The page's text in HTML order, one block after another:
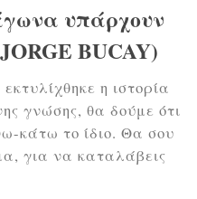
υπάρχουν
BUCAY)
η ιστορία
γνώσης, θα δούμε ότι
κάτω το ίδιο. Θα σου
για να καταλάβεις